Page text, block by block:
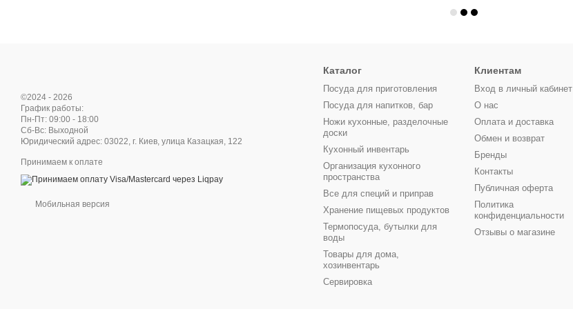
©2024 - 2026
График работы:
Пн-Пт: 09:00 - 18:00
Сб-Вс: Выходной
Юридический адрес: 03022, г. Киев, улица Казацкая, 122
Принимаем к оплате
Мобильная версия
Каталог
Посуда для приготовления
Посуда для напитков, бар
Ножи кухонные, разделочные
доски
Кухонный инвентарь
Организация кухонного
пространства
Все для специй и приправ
Хранение пищевых продуктов
Термопосуда, бутылки для
воды
Товары для дома,
хозинвентарь
Сервировка
Клиентам
Вход в личный кабинет
О нас
Оплата и доставка
Обмен и возврат
Бренды
Контакты
Публичная оферта
Политика
конфиденциальности
Отзывы о магазине